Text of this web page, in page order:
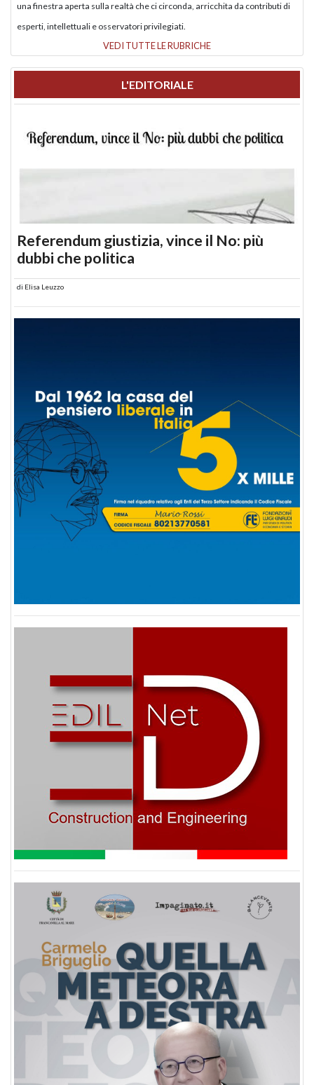
una finestra aperta sulla realtà che ci circonda, arricchita da contributi di
esperti, intellettuali e osservatori privilegiati.
VEDI TUTTE LE RUBRICHE
L'EDITORIALE
Referendum giustizia, vince il No: più
dubbi che politica
di Elisa Leuzzo